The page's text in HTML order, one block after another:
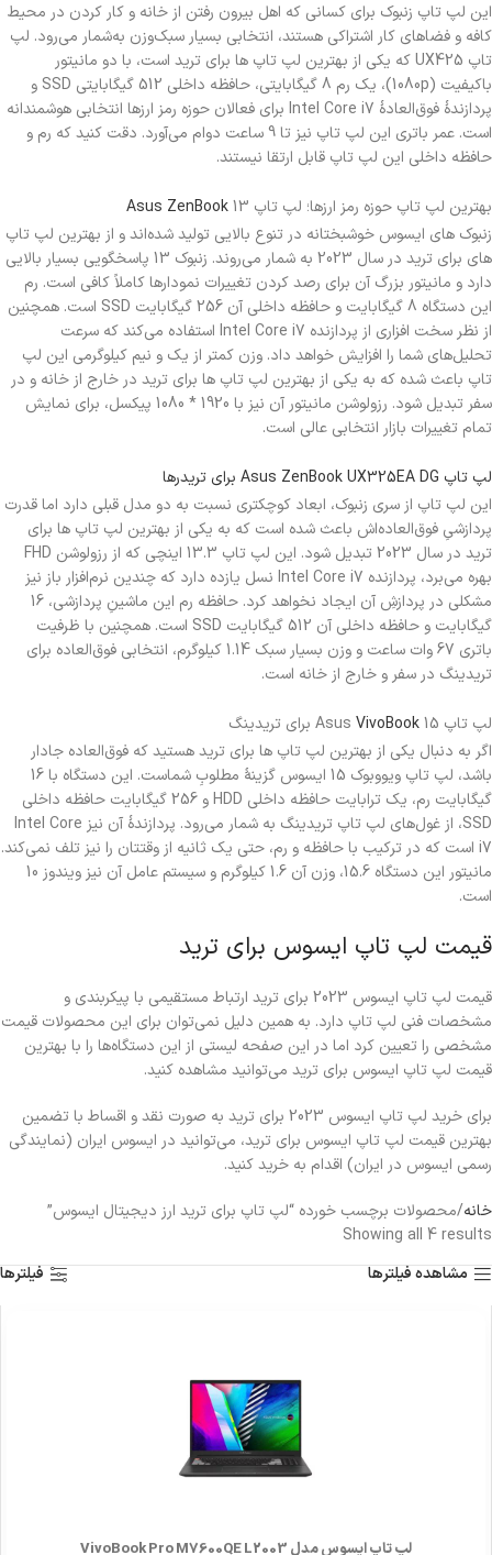
این لپ تاپ زنبوک برای کسانی که اهل بیرون رفتن از خانه و کار کردن در محیط
کافه و فضاهای کار اشتراکی هستند، انتخابی بسیار سبک‌وزن به‌شمار می‌رود. لپ
تاپ UX425 که یکی از بهترین لپ تاپ ها برای ترید است، با دو مانیتور
باکیفیت (1080p)، یک رم 8 گیگابایتی، حافظه داخلی 512 گیگابایتی SSD و
پردازندۀ فوق‌العادۀ Intel Core i7 برای فعالان حوزه رمز ارزها انتخابی هوشمندانه
است. عمر باتری این لپ تاپ نیز تا 9 ساعت دوام می‌آورد. دقت کنید که رم و
حافظه داخلی این لپ تاپ قابل ارتقا نیستند.
بهترین لپ تاپ حوزه رمز ارزها؛ لپ تاپ Asus ZenBook13
زنبوک های ایسوس خوشبختانه در تنوع بالایی تولید شده‌اند و از بهترین لپ تاپ
های برای ترید در سال 2023 به شمار می‌روند. زنبوک 13 پاسخگویی بسیار بالایی
دارد و مانیتور بزرگ آن برای رصد کردن تغییرات نمودارها کاملاً کافی است. رم
این دستگاه 8 گیگابایت و حافظه داخلی آن 256 گیگابایت SSD است. همچنین
از نظر سخت افزاری از پردازنده Intel Core i7 استفاده می‌کند که سرعت
تحلیل‌های شما را افزایش خواهد داد. وزن کمتر از یک و نیم کیلوگرمی این لپ
تاپ باعث شده که به یکی از بهترین لپ تاپ ها برای ترید در خارج از خانه و در
سفر تبدیل شود. رزولوشن مانیتور آن نیز با 1920 * 1080 پیکسل، برای نمایش
تمام تغییرات بازار انتخابی عالی است.
لپ تاپ Asus ZenBook UX325EA DG برای تریدرها
این لپ تاپ از سری زنبوک، ابعاد کوچکتری نسبت به دو مدل قبلی دارد اما قدرت
پردازشیِ فوق‌العاده‌اش باعث شده است که به یکی از بهترین لپ تاپ ها برای
ترید در سال 2023 تبدیل شود. این لپ تاپ 13.3 اینچی که از رزولوشن FHD
بهره می‌برد، پردازنده Intel Core i7 نسل یازده دارد که چندین نرم‌افزار باز نیز
مشکلی در پردازشِ آن ایجاد نخواهد کرد. حافظه رم این ماشینِ پردازشی، 16
گیگابایت و حافظه داخلی آن 512 گیگابایت SSD است. همچنین با ظرفیت
باتری 67 وات ساعت و وزن بسیار سبک 1.14 کیلوگرم، انتخابی فوق‌العاده برای
تریدینگ در سفر و خارج از خانه است.
لپ تاپ Asus VivoBook15 برای تریدینگ
اگر به دنبال یکی از بهترین لپ تاپ ها برای ترید هستید که فوق‌العاده جادار
باشد، لپ تاپ ویووبوک 15 ایسوس گزینۀ مطلوبِ شماست. این دستگاه با 16
گیگابایت رم، یک ترابایت حافظه داخلی HDD و 256 گیگابایت حافظه داخلی
SSD، از غول‌های لپ تاپ تریدینگ به شمار می‌رود. پردازندۀ آن نیز Intel Core
i7 است که در ترکیب با حافظه و رم، حتی یک ثانیه از وقتتان را نیز تلف نمی‌کند.
مانیتور این دستگاه 15.6، وزن آن 1.6 کیلوگرم و سیستم عامل آن نیز ویندوز 10
است.
قیمت لپ تاپ ایسوس برای ترید
قیمت لپ تاپ ایسوس 2023 برای ترید ارتباط مستقیمی با پیکربندی و
مشخصات فنی لپ تاپ دارد. به همین دلیل نمی‌توان برای این محصولات قیمت
مشخصی را تعیین کرد اما در این صفحه لیستی از این دستگاه‌ها را با بهترین
قیمت لپ تاپ ایسوس برای ترید می‌توانید مشاهده کنید.
برای خرید لپ تاپ ایسوس 2023 برای ترید به صورت نقد و اقساط با تضمین
بهترین قیمت لپ تاپ ایسوس برای ترید، می‌توانید در ایسوس ایران (نمایندگی
رسمی ایسوس در ایران) اقدام به خرید کنید.
خانه محصولات برچسب خورده “لپ تاپ برای ترید ارز دیجیتال ایسوس”
Showing all 4 results
مشاهده فیلترها
فیلترها
لپ تاپ ایسوس مدل VivoBook Pro M7600QE L2003